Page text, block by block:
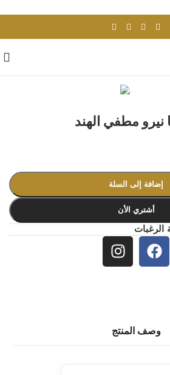
نيرو مطفي الهند
إضافة إلى السلة
أشتري الأن
الرغبات
وصف المنتج